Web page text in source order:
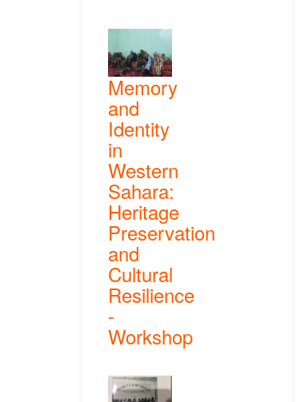
Memory
and
Identity
in
Western
Sahara:
Heritage
Preservation
and
Cultural
Resilience
-
Workshop